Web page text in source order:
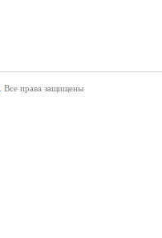
Все права защищены